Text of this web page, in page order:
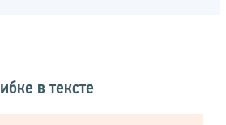
в тексте